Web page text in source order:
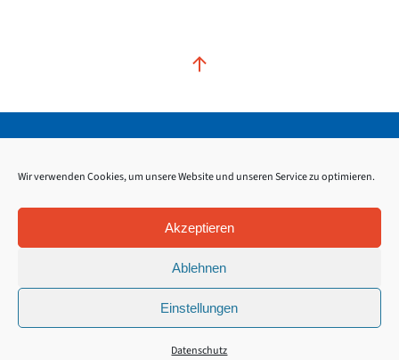
Wir verwenden Cookies, um unsere Website und unseren Service zu optimieren.
Akzeptieren
Ablehnen
Einstellungen
Datenschutz